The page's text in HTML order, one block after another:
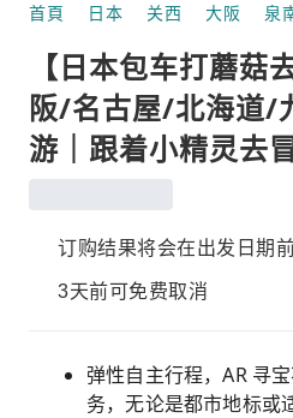
首頁 日本 关西 大阪 泉
【日本包车打蘑菇
阪/名古屋/北海道/
游｜跟着小精灵去
订购结果将会在出发日期
3天前可免费取消
弹性自主行程，AR 寻
务，无论是都市地标或